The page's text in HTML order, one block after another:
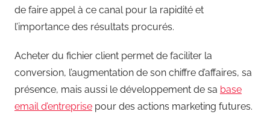
de faire appel à ce canal pour la rapidité et
l’importance des résultats procurés.
Acheter du fichier client permet de faciliter la
conversion, l’augmentation de son chiffre d’affaires, sa
présence, mais aussi le développement de sa base
email d’entreprise pour des actions marketing futures.